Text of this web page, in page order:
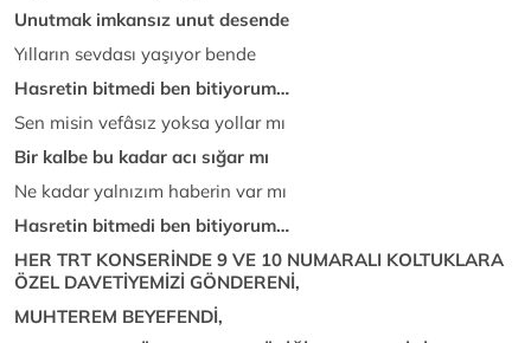
Unutmak imkansız unut desende
Yılların sevdası yaşıyor bende
Hasretin bitmedi ben bitiyorum…
Sen misin vefâsız yoksa yollar mı
Bir kalbe bu kadar acı sığar mı
Ne kadar yalnızım haberin var mı
Hasretin bitmedi ben bitiyorum…
HER TRT KONSERİNDE 9 VE 10 NUMARALI KOLTUKLARA
ÖZEL DAVETİYEMİZİ GÖNDERENİ,
MUHTEREM BEYEFENDİ,